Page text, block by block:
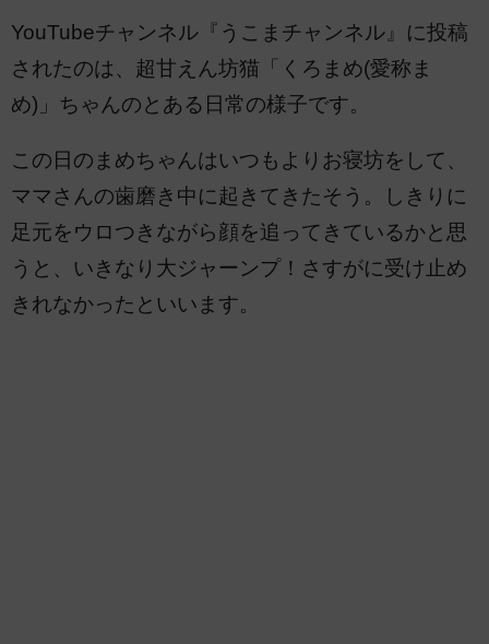
YouTubeチャンネル『うこまチャンネル』に投稿
されたのは、超甘えん坊猫「くろまめ(愛称ま
め)」ちゃんのとある日常の様子です。
この日のまめちゃんはいつもよりお寝坊をして、
ママさんの歯磨き中に起きてきたそう。しきりに
足元をウロつきながら顔を追ってきているかと思
うと、いきなり大ジャーンプ！さすがに受け止め
きれなかったといいます。